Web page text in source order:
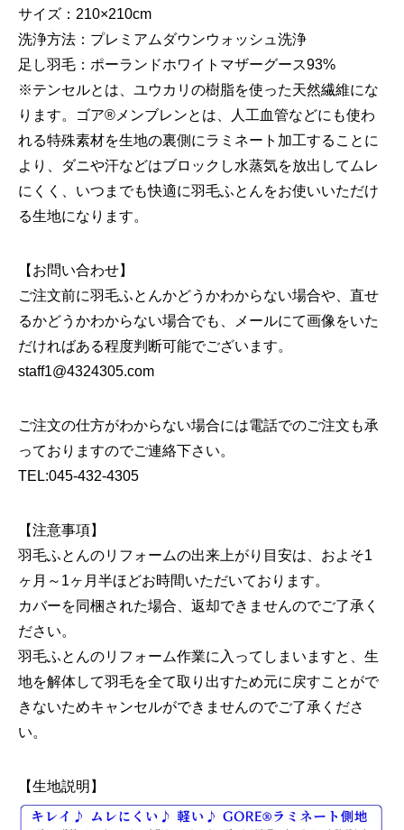
サイズ：210×210cm
洗浄方法：プレミアムダウンウォッシュ洗浄
足し羽毛：ポーランドホワイトマザーグース93%
※テンセルとは、ユウカリの樹脂を使った天然繊維にな
ります。ゴア®メンブレンとは、人工血管などにも使わ
れる特殊素材を生地の裏側にラミネート加工することに
より、ダニや汗などはブロックし水蒸気を放出してムレ
にくく、いつまでも快適に羽毛ふとんをお使いいただけ
る生地になります。
【お問い合わせ】
ご注文前に羽毛ふとんかどうかわからない場合や、直せ
るかどうかわからない場合でも、メールにて画像をいた
だければある程度判断可能でございます。
staff1@4324305.com
ご注文の仕方がわからない場合には電話でのご注文も承
っておりますのでご連絡下さい。
TEL:045-432-4305
【注意事項】
羽毛ふとんのリフォームの出来上がり目安は、およそ1
ヶ月～1ヶ月半ほどお時間いただいております。
カバーを同梱された場合、返却できませんのでご了承く
ださい。
羽毛ふとんのリフォーム作業に入ってしまいますと、生
地を解体して羽毛を全て取り出すため元に戻すことがで
きないためキャンセルができませんのでご了承くださ
い。
【生地説明】